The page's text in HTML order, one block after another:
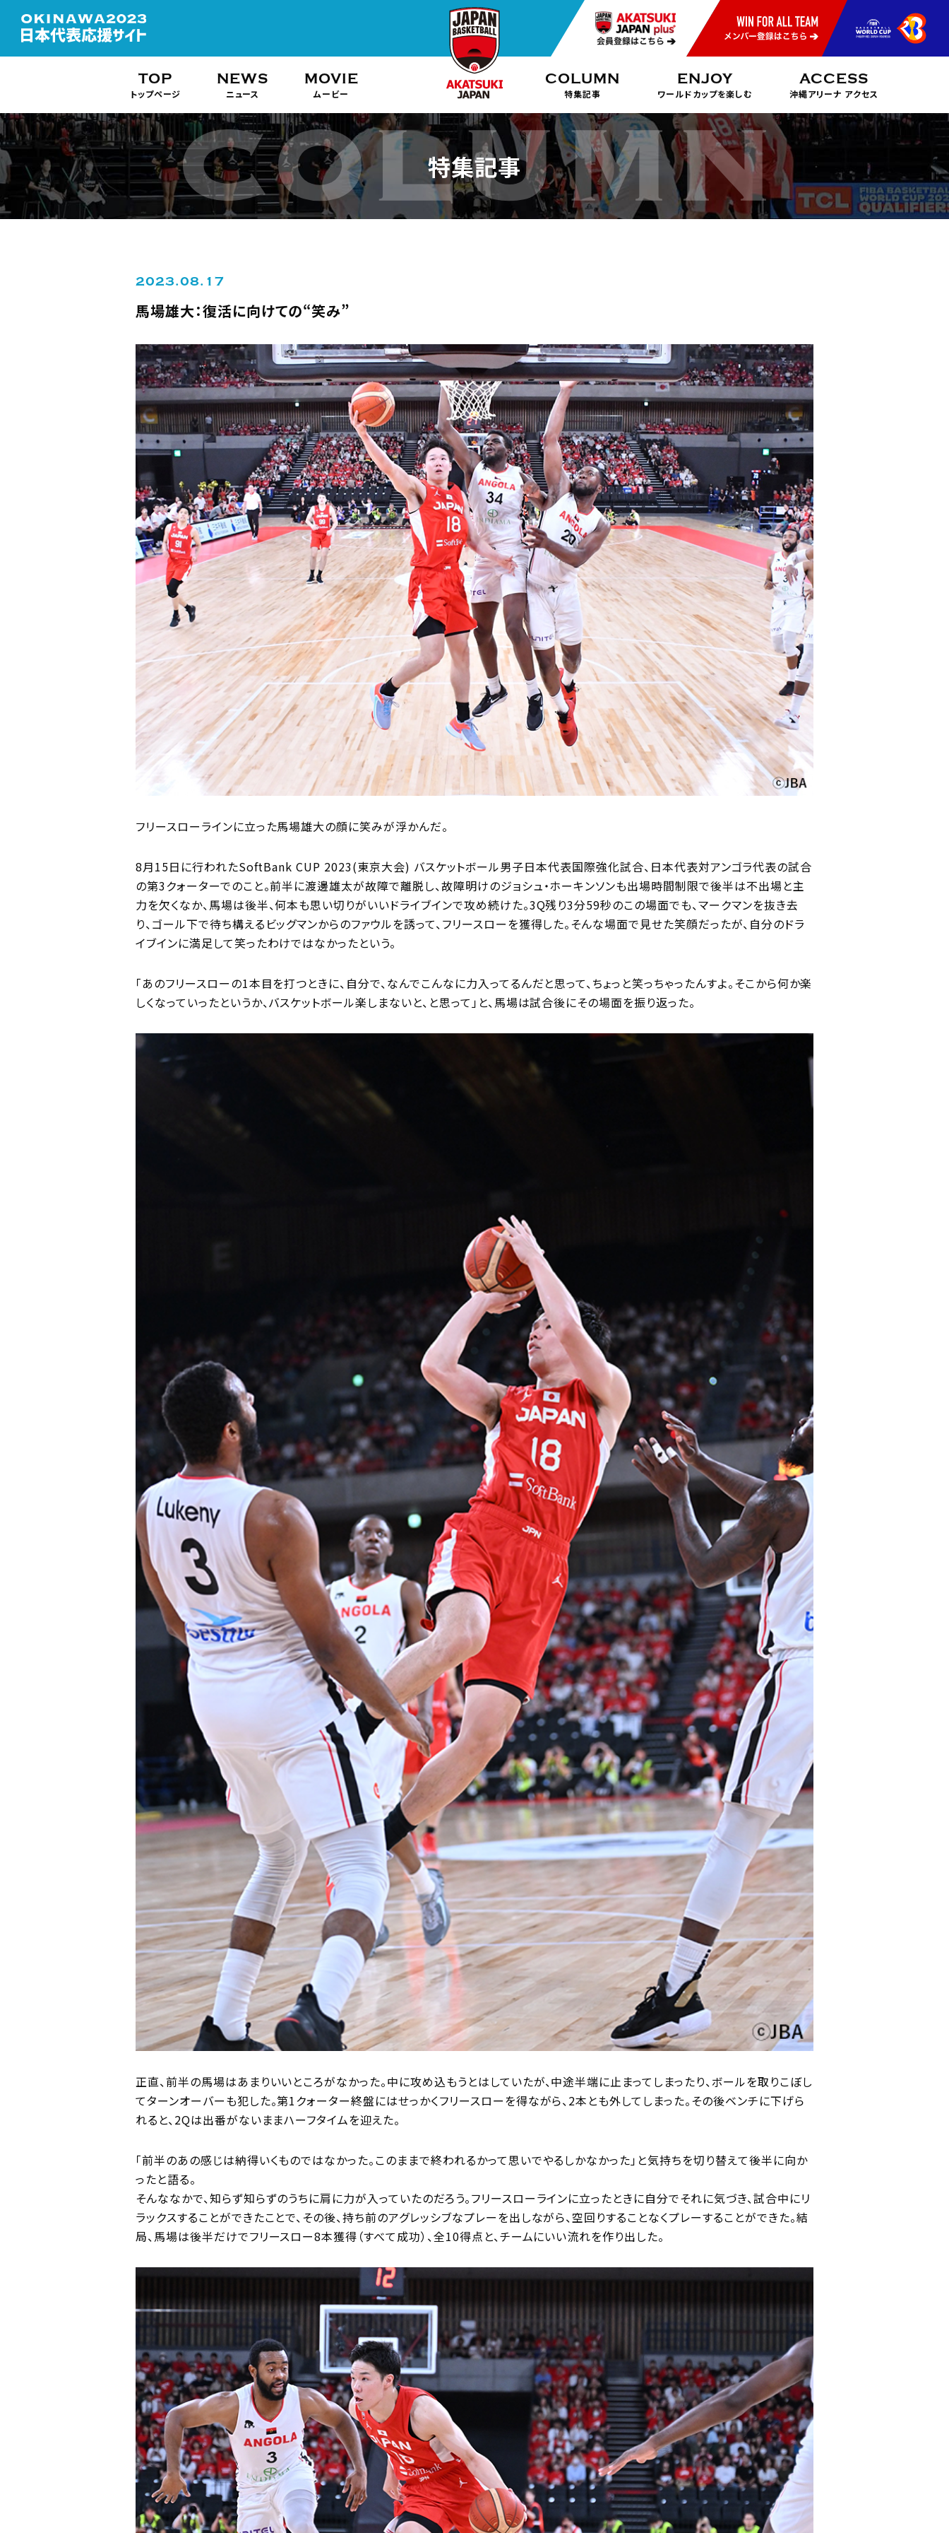
TOP
トップページ
NEWS
ニュース
MOVIE
ムービー
COLUMN
特集記事
ENJOY
ワールドカップを楽しむ
ACCESS
沖縄アリーナ アクセス
特集記事
2023.08.17
馬場雄大：復活に向けての“笑み”
フリースローラインに立った馬場雄大の顔に笑みが浮かんだ。
8月15日に行われたSoftBank CUP 2023(東京大会) バスケットボール男子日本代表国際強化試合、日本代表対アンゴラ代表の試合
の第3クォーターでのこと。前半に渡邊雄太が故障で離脱し、故障明けのジョシュ・ホーキンソンも出場時間制限で後半は不出場と主
力を欠くなか、馬場は後半、何本も思い切りがいいドライブインで攻め続けた。3Q残り3分59秒のこの場面でも、マークマンを抜き去
り、ゴール下で待ち構えるビッグマンからのファウルを誘って、フリースローを獲得した。そんな場面で見せた笑顔だったが、自分のドラ
イブインに満足して笑ったわけではなかったという。
「あのフリースローの1本目を打つときに、自分で、なんでこんなに力入ってるんだと思って、ちょっと笑っちゃったんすよ。そこから何か楽
しくなっていったというか、バスケットボール楽しまないと、と思って」と、馬場は試合後にその場面を振り返った。
正直、前半の馬場はあまりいいところがなかった。中に攻め込もうとはしていたが、中途半端に止まってしまったり、ボールを取りこぼし
てターンオーバーも犯した。第1クォーター終盤にはせっかくフリースローを得ながら、2本とも外してしまった。その後ベンチに下げら
れると、2Qは出番がないままハーフタイムを迎えた。
「前半のあの感じは納得いくものではなかった。このままで終われるかって思いでやるしかなかった」と気持ちを切り替えて後半に向か
ったと語る。
そんななかで、知らず知らずのうちに肩に力が入っていたのだろう。フリースローラインに立ったときに自分でそれに気づき、試合中にリ
ラックスすることができたことで、その後、持ち前のアグレッシブなプレーを出しながら、空回りすることなくプレーすることができた。結
局、馬場は後半だけでフリースロー8本獲得（すべて成功）、全10得点と、チームにいい流れを作り出した。